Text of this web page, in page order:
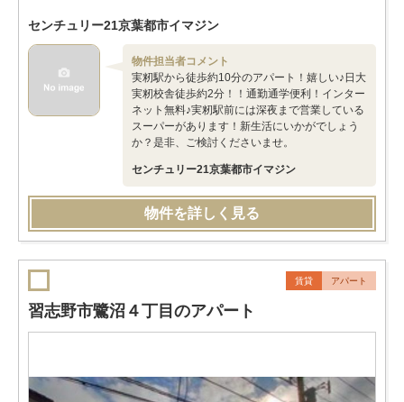
センチュリー21京葉都市イマジン
物件担当者コメント
実籾駅から徒歩約10分のアパート！嬉しい♪日大
実籾校舎徒歩約2分！！通勤通学便利！インター
ネット無料♪実籾駅前には深夜まで営業している
スーパーがあります！新生活にいかがでしょう
か？是非、ご検討くださいませ。
センチュリー21京葉都市イマジン
物件を詳しく見る
賃貸 アパート
習志野市鷺沼４丁目のアパート